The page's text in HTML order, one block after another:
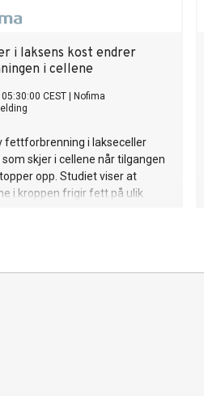
i laksens kost endrer
i cellene
CEST
Nofima
fettforbrenning i lakseceller
som skjer i cellene når tilgangen
opp. Studiet viser at
i kroppen frigir fett på ulik